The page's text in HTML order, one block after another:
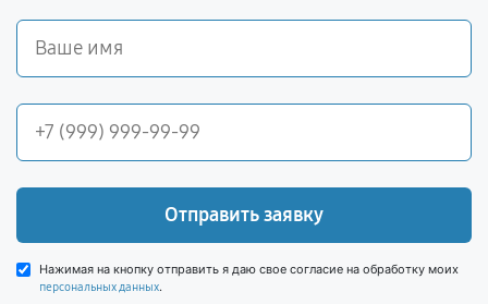
Отправить заявку
Нажимая на кнопку отправить я даю свое согласие на обработку моих
персональных данных.